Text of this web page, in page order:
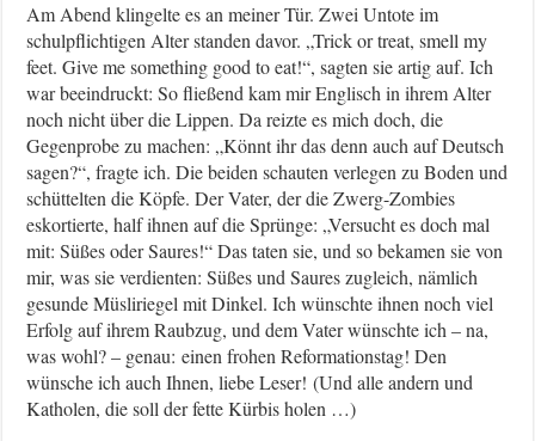
Am Abend klingelte es an meiner Tür. Zwei Untote im
schulpflichtigen Alter standen davor. „Trick or treat, smell my
feet. Give me something good to eat!“, sagten sie artig auf. Ich
war beeindruckt: So fließend kam mir Englisch in ihrem Alter
noch nicht über die Lippen. Da reizte es mich doch, die
Gegenprobe zu machen: „Könnt ihr das denn auch auf Deutsch
sagen?“, fragte ich. Die beiden schauten verlegen zu Boden und
schüttelten die Köpfe. Der Vater, der die Zwerg-Zombies
eskortierte, half ihnen auf die Sprünge: „Versucht es doch mal
mit: Süßes oder Saures!“ Das taten sie, und so bekamen sie von
mir, was sie verdienten: Süßes und Saures zugleich, nämlich
gesunde Müsliriegel mit Dinkel. Ich wünschte ihnen noch viel
Erfolg auf ihrem Raubzug, und dem Vater wünschte ich – na,
was wohl? – genau: einen frohen Reformationstag! Den
wünsche ich auch Ihnen, liebe Leser! (Und alle andern und
Katholen, die soll der fette Kürbis holen …)